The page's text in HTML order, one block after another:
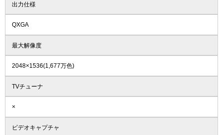
出力仕様
QXGA
最大解像度
2048×1536(1,677万色)
TVチューナ
×
ビデオキャプチャ